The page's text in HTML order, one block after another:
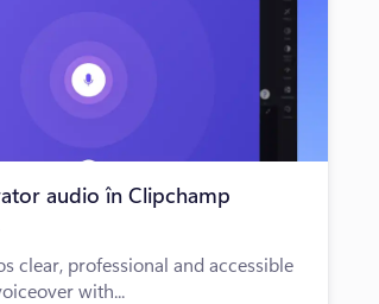
audio în Clipchamp
clear, professional and accessible
with...